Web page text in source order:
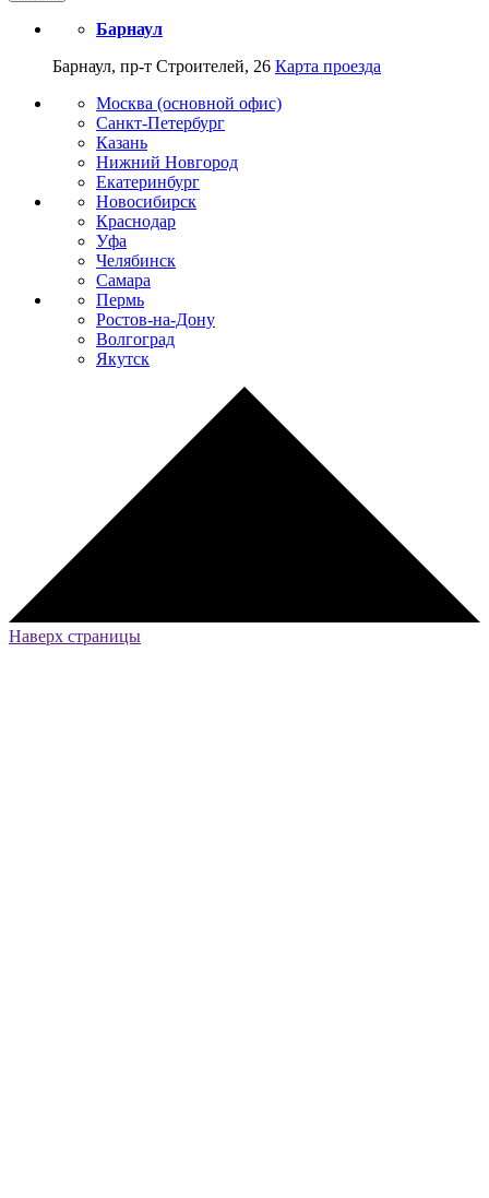
Барнаул
Барнаул, пр-т Строителей, 26 Карта проезда
Москва (основной офис)
Санкт-Петербург
Казань
Нижний Новгород
Екатеринбург
Новосибирск
Краснодар
Уфа
Челябинск
Самара
Пермь
Ростов-на-Дону
Волгоград
Якутск
Наверх страницы